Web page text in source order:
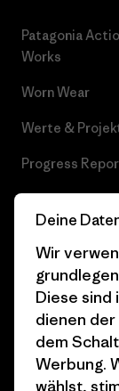
Patagonia
Works
Worn Wear
Werte &
Progress
1% For The
Wie wir
Stores in deiner
Deine
Wir
Diese sind
dienen der
dem
Werbung.
wählst,